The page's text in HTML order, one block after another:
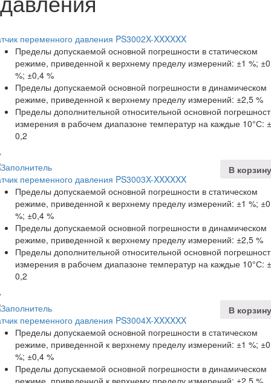
переменного давления PS3002X-XXXXXX
Пределы допускаемой основной погрешности в статическом
режиме, приведенной к верхнему пределу измерений: ±1 %;
%; ±0,4 %
Пределы допускаемой основной погрешности в динамическом
режиме, приведенной к верхнему пределу измерений: ±2,5 %
Пределы дополнительной относительной основной
измерения в рабочем диапазоне температур на каждые 10°С: ±
0,2
В корзину
переменного давления PS3003X-XXXXXX
Пределы допускаемой основной погрешности в статическом
режиме, приведенной к верхнему пределу измерений: ±1 %;
%; ±0,4 %
Пределы допускаемой основной погрешности в динамическом
режиме, приведенной к верхнему пределу измерений: ±2,5 %
Пределы дополнительной относительной основной
измерения в рабочем диапазоне температур на каждые 10°С: ±
0,2
В корзину
переменного давления PS3004X-XXXXXX
Пределы допускаемой основной погрешности в статическом
режиме, приведенной к верхнему пределу измерений: ±1 %;
%; ±0,4 %
Пределы допускаемой основной погрешности в динамическом
режиме, приведенной к верхнему пределу измерений: ±2,5 %